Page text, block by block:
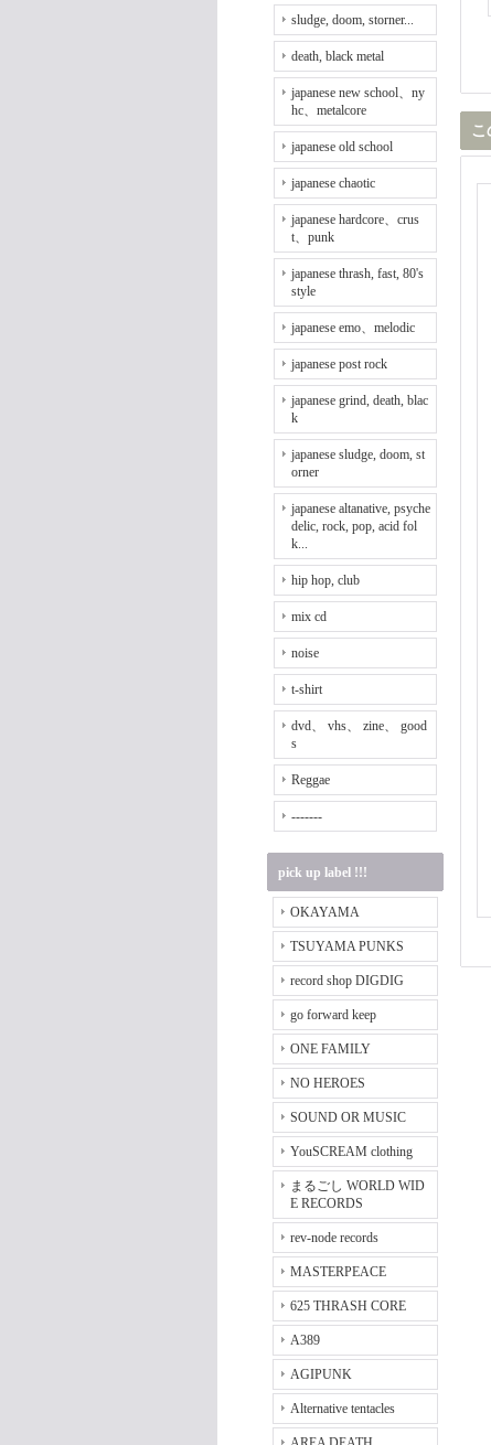
sludge, doom, storner...
death, black metal
japanese new school、ny
hc、metalcore
japanese old school
japanese chaotic
japanese hardcore、crus
t、punk
japanese thrash, fast, 80's
style
japanese emo、melodic
japanese post rock
japanese grind, death, blac
k
japanese sludge, doom, st
orner
japanese altanative, psyche
delic, rock, pop, acid fol
k...
hip hop, club
mix cd
noise
t-shirt
dvd、 vhs、 zine、 good
s
Reggae
-------
pick up label !!!
OKAYAMA
TSUYAMA PUNKS
record shop DIGDIG
go forward keep
ONE FAMILY
NO HEROES
SOUND OR MUSIC
YouSCREAM clothing
まるごし WORLD WID
E RECORDS
rev-node records
MASTERPEACE
625 THRASH CORE
A389
AGIPUNK
Alternative tentacles